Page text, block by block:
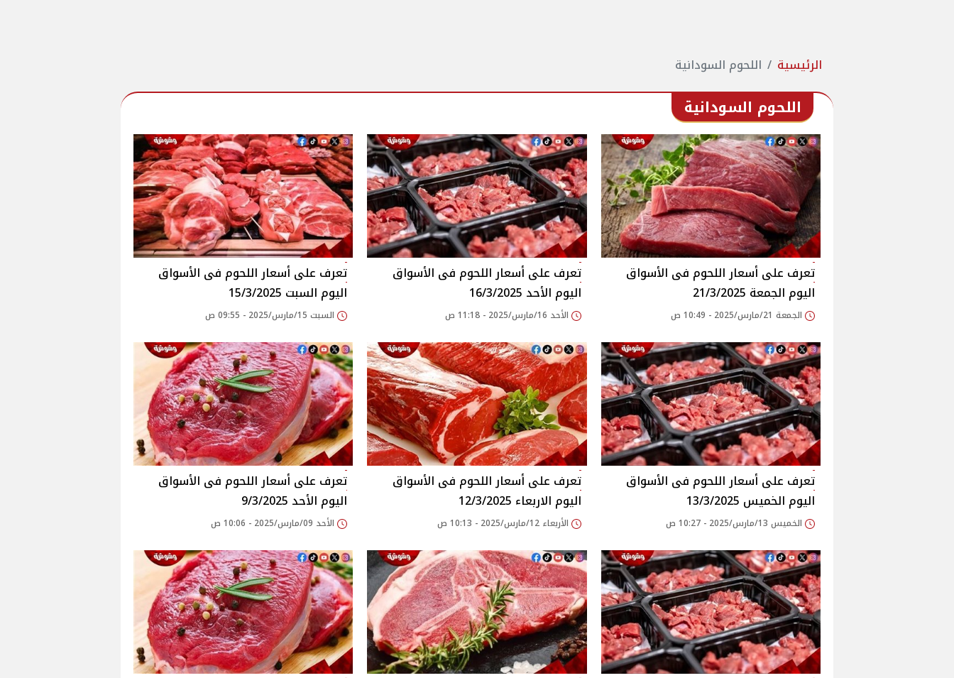
الرئيسية اللحوم السودانية
اللحوم السودانية
اليوم الجمعة 21/3/2025
الجمعة 21/مارس/2025 - 10:49 ص
اليوم الأحد 16/3/2025
الأحد 16/مارس/2025 - 11:18 ص
اليوم السبت 15/3/2025
السبت 15/مارس/2025 - 09:55 ص
اليوم الخميس 13/3/2025
الخميس 13/مارس/2025 - 10:27 ص
اليوم الاربعاء 12/3/2025
الأربعاء 12/مارس/2025 - 10:13 ص
اليوم الأحد 9/3/2025
الأحد 09/مارس/2025 - 10:06 ص